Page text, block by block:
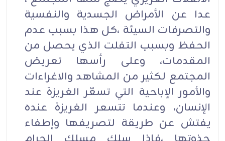
عدا عن الأمراض الجسدية والنفسية
والتصرفات السيئة ،كل هذا بسبب عدم
الحفظ وبسبب التفلت الذي يحصل من
المقدمات، وعلى رأسها تعريض
المجتمع لكثير من المشاهد والاغراءات
والأمور الإباحية التي تسعّر الغريزة عند
الإنسان، وعندما تتسعر الغريزة عنده
يفتش عن طريقة لتصريفها وإطفاء